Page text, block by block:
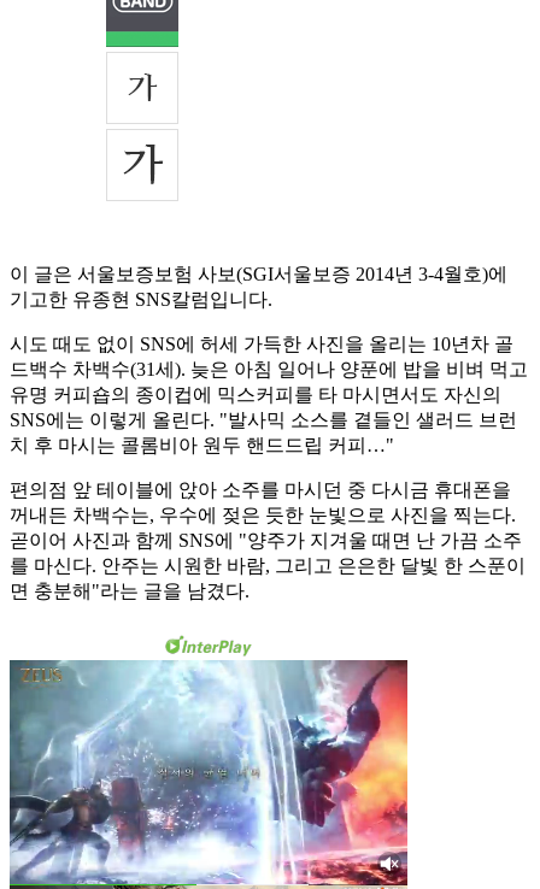
이 글은 서울보증보험 사보(SGI서울보증 2014년 3-4월호)에
기고한 유종현 SNS칼럼입니다.
시도 때도 없이 SNS에 허세 가득한 사진을 올리는 10년차 골
드백수 차백수(31세). 늦은 아침 일어나 양푼에 밥을 비벼 먹고
유명 커피숍의 종이컵에 믹스커피를 타 마시면서도 자신의
SNS에는 이렇게 올린다. "발사믹 소스를 곁들인 샐러드 브런
치 후 마시는 콜롬비아 원두 핸드드립 커피…"
편의점 앞 테이블에 앉아 소주를 마시던 중 다시금 휴대폰을
꺼내든 차백수는, 우수에 젖은 듯한 눈빛으로 사진을 찍는다.
곧이어 사진과 함께 SNS에 "양주가 지겨울 때면 난 가끔 소주
를 마신다. 안주는 시원한 바람, 그리고 은은한 달빛 한 스푼이
면 충분해"라는 글을 남겼다.